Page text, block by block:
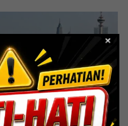
Stadium (FIBA)